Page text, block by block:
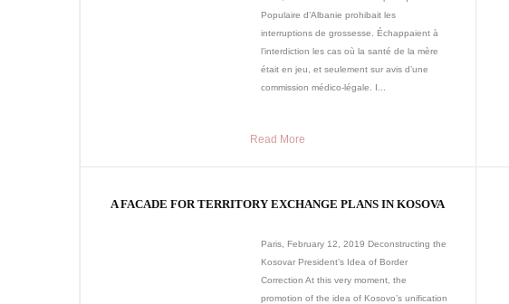
Populaire d’Albanie prohibait les
interruptions de grossesse. Échappaient à
l’interdiction les cas où la santé de la mère
était en jeu, et seulement sur avis d’une
commission médico-légale. I...
Read More
A FACADE FOR TERRITORY EXCHANGE PLANS IN KOSOVA
Paris, February 12, 2019 Deconstructing the
Kosovar President’s Idea of Border
Correction At this very moment, the
promotion of the idea of Kosovo’s unification